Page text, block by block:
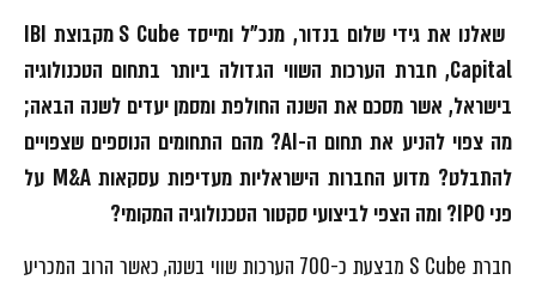
שאלנו את גידי שלום בנדור, מנכ"ל ומייסד S Cubeמקבוצת IBI
Capital, חברת הערכות השווי הגדולה ביותר בתחום הטכנולוגיה
בישראל, אשר מסכם את השנה החולפת ומסמן יעדים לשנה הבאה;
מה צפוי להניע את תחום ה-AI? מהם התחומים הנוספים שצפויים
להתבלט? מדוע החברות הישראליות מעדיפות עסקאותM&A על
פניIPO? ומה הצפי לביצועי סקטור הטכנולוגיה המקומי?
חברת S Cube מבצעת כ-700 הערכות שווי בשנה, כאשר הרוב המכריע